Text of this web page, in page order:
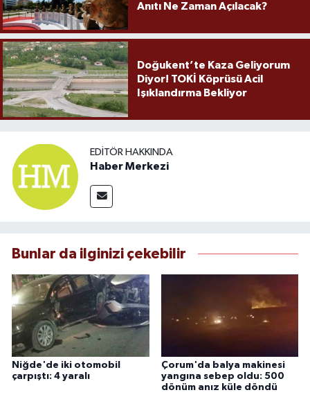
Anıtı Ne Zaman Açılacak?
Doğukent’te Kaza Geliyorum
Diyor! TOKİ Köprüsü Acil
Işıklandırma Bekliyor
EDITÖR HAKKINDA
Haber Merkezi
Bunlar da ilginizi çekebilir
Niğde'de iki otomobil
çarpıştı: 4 yaralı
Çorum'da balya makinesi
yangına sebep oldu: 500
dönüm anız küle döndü